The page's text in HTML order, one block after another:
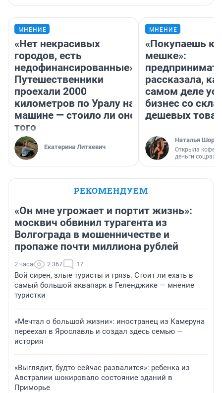
МНЕНИЕ
«Нет некрасивых
городов, есть
недофинансированные».
Путешественники
проехали 2000
километров по Уралу на
машине — стоило ли оно
того
Екатерина Литкевич
МНЕНИЕ
«Покупаешь
мешке»:
рассказала,
самом деле
бизнес со
дешевых
Наталья
Открыла
деньги
РЕКОМЕНДУЕМ
«Он мне угрожает и портит жизнь»:
москвич обвинил турагента из
Волгограда в мошенничестве и
пропаже почти миллиона рублей
2 часа 2 367 17
Вой сирен, злые туристы и грязь. Стоит ли ехать в
самый большой аквапарк в Геленджике — мнение
туристки
«Мечтал о большой жизни»: иностранец из Камеруна
переехал в Ярославль и создал здесь семью —
история
«Выглядит, будто сейчас развалится»: ребенка из
Австралии шокировало состояние зданий в
Приморье